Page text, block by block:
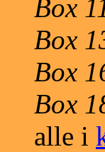
Box
Box
Box
Box
alle i